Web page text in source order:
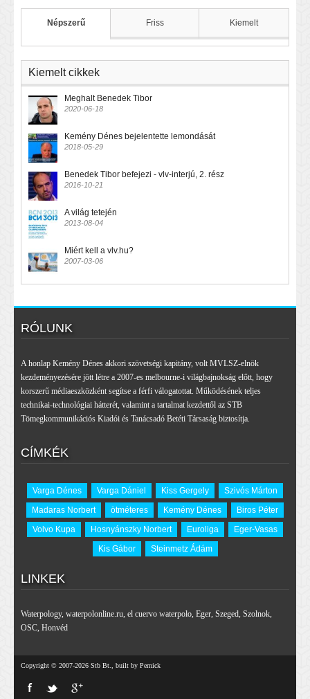
Népszerű Friss Kiemelt
Kiemelt cikkek
Meghalt Benedek Tibor
2020-06-18
Kemény Dénes bejelentette lemondását
2018-05-29
Benedek Tibor befejezi - vlv-interjú, 2. rész
2016-10-21
A világ tetején
2013-08-04
Miért kell a vlv.hu?
2007-03-06
RÓLUNK
A honlap Kemény Dénes akkori szövetségi kapitány, volt MVLSZ-elnök
kezdeményezésére jött létre a 2007-es melbourne-i világbajnokság előtt, hogy
korszerű médiaeszközként segítse a férfi válogatottat. Működésének teljes
technikai-technológiai hátterét, valamint a tartalmat kezdettől az STB
Tömegkommunikációs Kiadói és Tanácsadó Betéti Társaság biztosítja.
CÍMKÉK
Varga Dénes Varga Dániel Kiss Gergely
Szivós Márton
Madaras Norbert
ötméteres Kemény Dénes
Biros Péter
Volvo Kupa
Hosnyánszky Norbert Euroliga
Eger-Vasas
Kis Gábor
Steinmetz Ádám
LINKEK
Waterpology, waterpolonline.ru, el cuervo waterpolo, Eger, Szeged, Szolnok,
OSC, Honvéd
Copyright © 2007-2026 Stb Bt., built by Pernick